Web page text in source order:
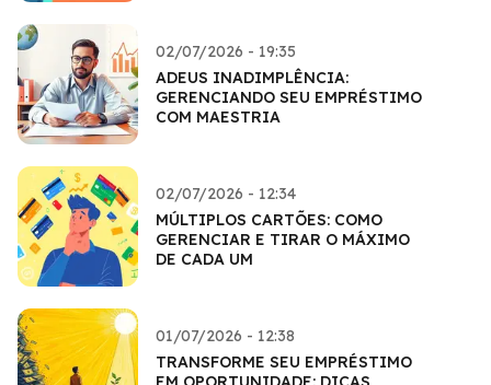
02/07/2026 - 19:35
ADEUS INADIMPLÊNCIA:
GERENCIANDO SEU EMPRÉSTIMO
COM MAESTRIA
02/07/2026 - 12:34
MÚLTIPLOS CARTÕES: COMO
GERENCIAR E TIRAR O MÁXIMO
DE CADA UM
01/07/2026 - 12:38
TRANSFORME SEU EMPRÉSTIMO